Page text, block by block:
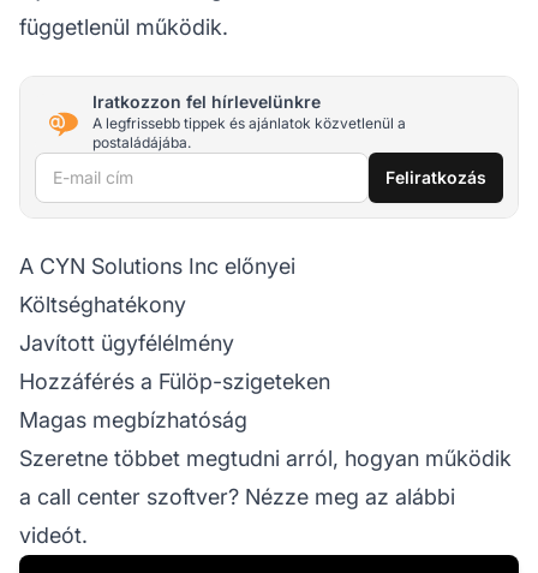
függetlenül működik.
Iratkozzon fel hírlevelünkre
A legfrissebb tippek és ajánlatok közvetlenül a
postaládájába.
E-mail cím Feliratkozás
A CYN Solutions Inc előnyei
Költséghatékony
Javított ügyfélélmény
Hozzáférés a Fülöp-szigeteken
Magas megbízhatóság
Szeretne többet megtudni arról, hogyan működik
a call center szoftver? Nézze meg az alábbi
videót.